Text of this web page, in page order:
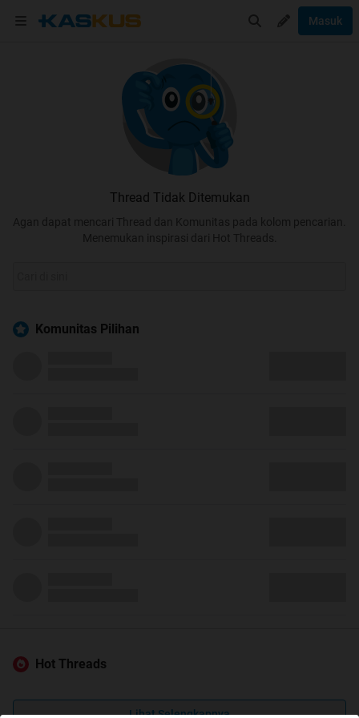
Masuk
Thread Tidak Ditemukan
Agan dapat mencari Thread dan Komunitas pada kolom pencarian.
Menemukan inspirasi dari Hot Threads.
Komunitas Pilihan
Hot Threads
Lihat Selengkapnya